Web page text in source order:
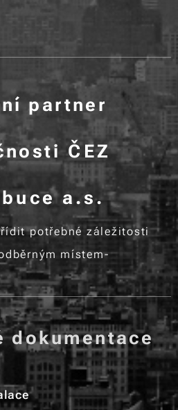
partner
ti ČEZ
a.s.
potřebné záležitosti
místem-
dokumentace